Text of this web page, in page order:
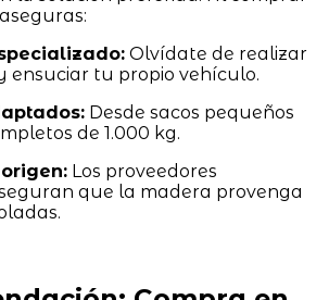
Olvídate de realizar
ensuciar tu propio vehículo.
Desde sacos pequeños
de 1.000 kg.
Los proveedores
que la madera provenga